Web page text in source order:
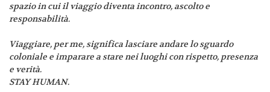
spazio in cui il viaggio diventa incontro, ascolto e
responsabilità.
Viaggiare, per me, significa lasciare andare lo sguardo
coloniale e imparare a stare nei luoghi con rispetto, presenza
e verità.
STAY HUMAN.